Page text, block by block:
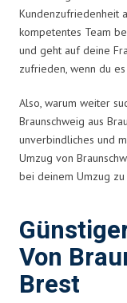
Kundenzufriedenheit
kompetentes Team
und geht auf deine
zufrieden, wenn du
Also, warum weiter
Braunschweig aus
unverbindliches und
Umzug von
bei deinem Umzug
Von
Brest